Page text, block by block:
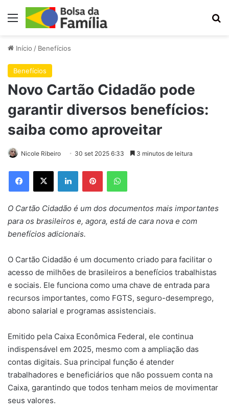
Menu
Início / Benefícios
Benefícios
Novo Cartão Cidadão pode
garantir diversos benefícios:
saiba como aproveitar
Nicole Ribeiro 30 set 2025 6:33 3 minutos de leitura
Facebook
X LinkedinPinterestWhatsApp
O Cartão Cidadão é um dos documentos mais importantes
para os brasileiros e, agora, está de cara nova e com
benefícios adicionais.
O Cartão Cidadão é um documento criado para facilitar o
acesso de milhões de brasileiros a benefícios trabalhistas
e sociais. Ele funciona como uma chave de entrada para
recursos importantes, como FGTS, seguro-desemprego,
abono salarial e programas assistenciais.
Emitido pela Caixa Econômica Federal, ele continua
indispensável em 2025, mesmo com a ampliação das
contas digitais. Sua principal função é atender
trabalhadores e beneficiários que não possuem conta na
Caixa, garantindo que todos tenham meios de movimentar
seus valores.